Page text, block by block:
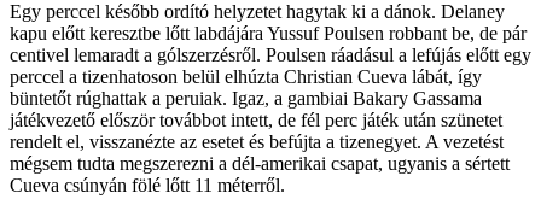
Egy perccel később ordító helyzetet hagytak ki a dánok. Delaney
kapu előtt keresztbe lőtt labdájára Yussuf Poulsen robbant be, de pár
centivel lemaradt a gólszerzésről. Poulsen ráadásul a lefújás előtt egy
perccel a tizenhatoson belül elhúzta Christian Cueva lábát, így
büntetőt rúghattak a peruiak. Igaz, a gambiai Bakary Gassama
játékvezető először továbbot intett, de fél perc játék után szünetet
rendelt el, visszanézte az esetet és befújta a tizenegyet. A vezetést
mégsem tudta megszerezni a dél-amerikai csapat, ugyanis a sértett
Cueva csúnyán fölé lőtt 11 méterről.